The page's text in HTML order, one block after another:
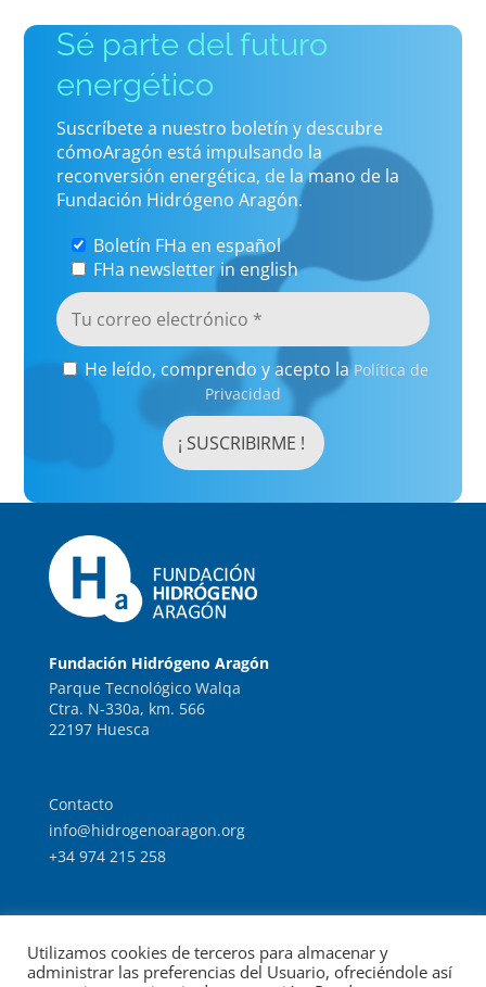
Sé parte del futuro
energético
Suscríbete a nuestro boletín y descubre
cómoAragón está impulsando la
reconversión energética, de la mano de la
Fundación Hidrógeno Aragón.
Boletín FHa en español
FHa newsletter in english
He leído, comprendo y acepto la Política de
Privacidad
Fundación Hidrógeno Aragón
Parque Tecnológico Walqa
Ctra. N-330a, km. 566
22197 Huesca
Contacto
info@hidrogenoaragon.org
+34 974 215 258
Intranet
Utilizamos cookies de terceros para almacenar y
administrar las preferencias del Usuario, ofreciéndole así